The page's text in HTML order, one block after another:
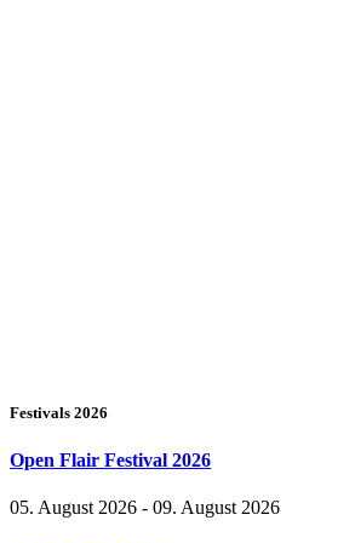
Festivals 2026
Open Flair Festival 2026
05. August 2026 - 09. August 2026